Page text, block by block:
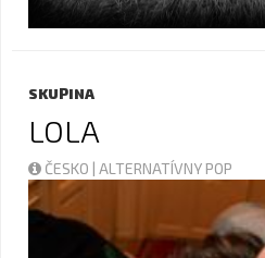
SKUPINA
LOLA
ČESKO | ALTERNATÍVNY POP